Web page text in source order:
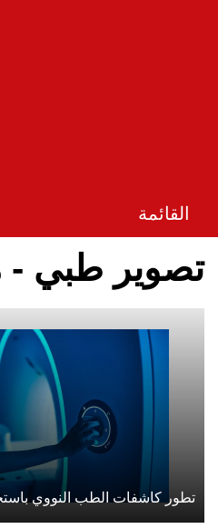
القائمة
تصوير طبي -
تطور كاشفات الطب النووي